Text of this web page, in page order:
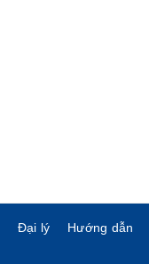
Đại lý
Hướng dẫn